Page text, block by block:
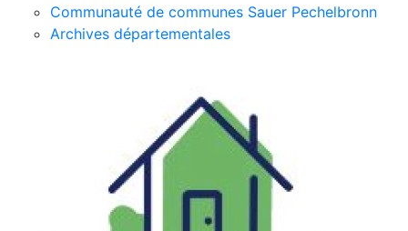
Communauté de communes Sauer Pechelbronn
Archives départementales